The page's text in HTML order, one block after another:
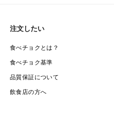
注文したい
食べチョクとは？
食べチョク基準
品質保証について
飲食店の方へ